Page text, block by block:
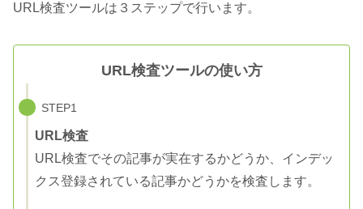
URL検査ツールは３ステップで行います。
URL検査ツールの使い方
STEP1
URL検査
URL検査でその記事が実在するかどうか、インデッ
クス登録されている記事かどうかを検査します。